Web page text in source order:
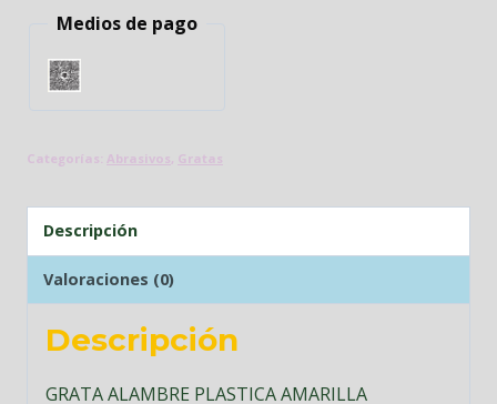
PLASTICA
cantidad
Medios de pago
Categorías: Abrasivos, Gratas
Descripción
Valoraciones (0)
Descripción
GRATA ALAMBRE PLASTICA AMARILLA